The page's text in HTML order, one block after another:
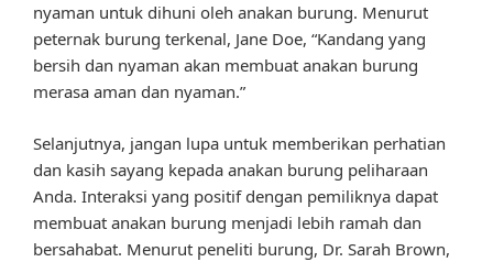
nyaman untuk dihuni oleh anakan burung. Menurut
peternak burung terkenal, Jane Doe, “Kandang yang
bersih dan nyaman akan membuat anakan burung
merasa aman dan nyaman.”
Selanjutnya, jangan lupa untuk memberikan perhatian
dan kasih sayang kepada anakan burung peliharaan
Anda. Interaksi yang positif dengan pemiliknya dapat
membuat anakan burung menjadi lebih ramah dan
bersahabat. Menurut peneliti burung, Dr. Sarah Brown,